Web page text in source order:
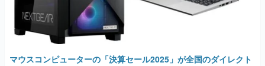
マウスコンピューターの「決算セール2025」が全国のダイレクト